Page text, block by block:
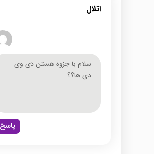
اتلال
سلام با جزوه هستن دی وی
دی ها؟؟
پاسخ